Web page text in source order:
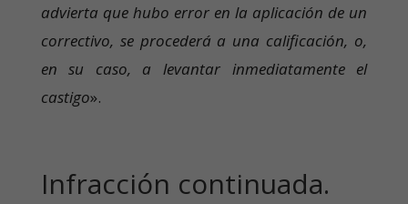
advierta que hubo error en la aplicación de un
correctivo, se procederá a una calificación, o,
en su caso, a levantar inmediatamente el
castigo».
Infracción continuada.